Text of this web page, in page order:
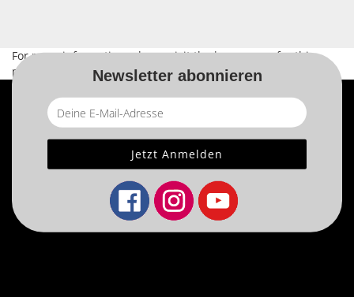
For more information, please visit thehome pagefor this
product.
Newsletter abonnieren